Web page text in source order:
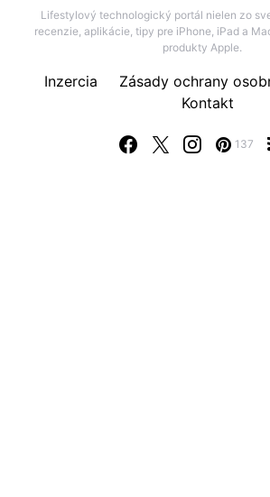
Lifestylový technologický portál nielen zo
recenzie, aplikácie, tipy pre iPhone, iPad a
produkty Apple.
137
Inzercia
Zásady ochrany
Kontakt